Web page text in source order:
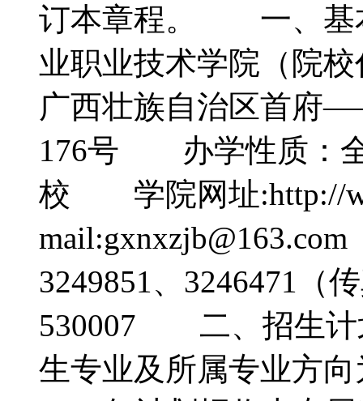
订本章程。 一、基
业职业技术学院（院
广西壮族自治区首府
176号 办学性质：全
校 学院网址:http://
3249851、3246471
530007 二、招生
生专业及所属专业方